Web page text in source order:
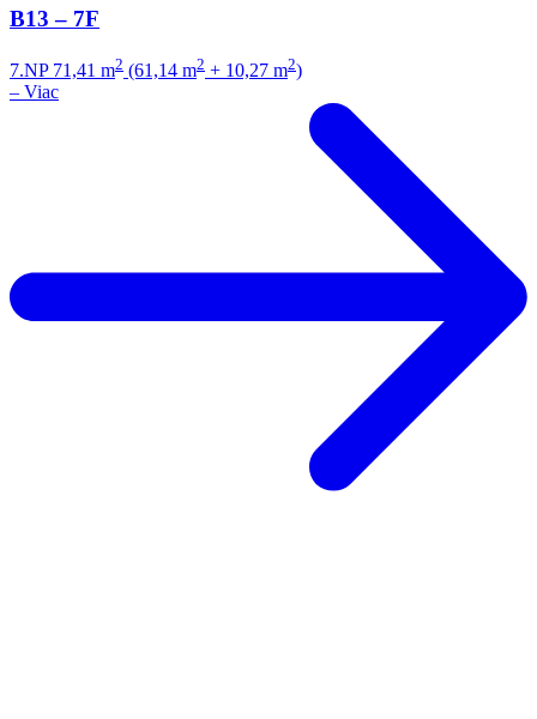
B13 – 7F
7.NP 71,41 m2 (61,14 m2 + 10,27 m2)
– Viac